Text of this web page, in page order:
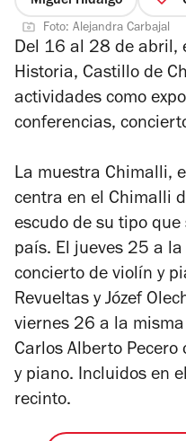
Foto: Alejandra Carbajal
Del 16 al 28 de abril,
Historia, Castillo de
actividades como
conferencias,
La muestra Chimalli,
centra en el Chimalli
escudo de su tipo
país. El jueves 25 a
concierto de violín y
Revueltas y Józef
viernes 26 a la
Carlos Alberto
y piano. Incluidos en
recinto.